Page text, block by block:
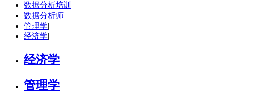
数据分析培训 |
数据分析师|
管理学|
经济学|
经济学
管理学